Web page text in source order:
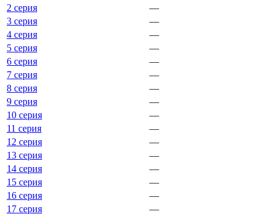
2 серия
—
3 серия
—
4 серия
—
5 серия
—
6 серия
—
7 серия
—
8 серия
—
9 серия
—
10 серия
—
11 серия
—
12 серия
—
13 серия
—
14 серия
—
15 серия
—
16 серия
—
17 серия
—